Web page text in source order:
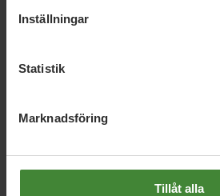
Inställningar
Statistik
Marknadsföring
Tillåt alla
jämlikhet vill vi skapa ett
på.